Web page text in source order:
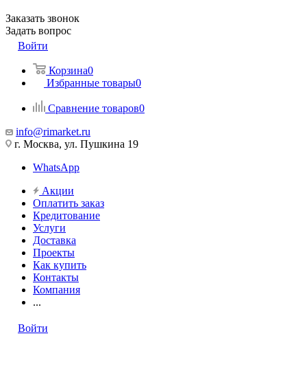
Заказать звонок
Задать вопрос
Войти
Корзина0
Избранные товары0
Сравнение товаров0
info@rimarket.ru
г. Москва, ул. Пушкина 19
WhatsApp
Акции
Оплатить заказ
Кредитование
Услуги
Доставка
Проекты
Как купить
Контакты
Компания
...
Войти